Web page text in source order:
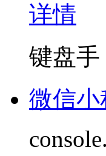
详情
键盘手
微信小